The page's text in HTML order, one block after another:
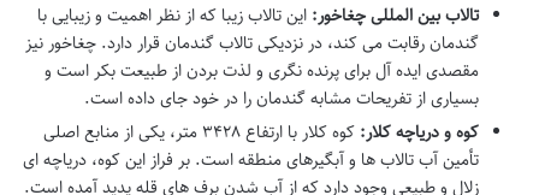
تالاب بین المللی چغاخور: این تالاب زیبا که از نظر اهمیت و زیبایی با
گندمان رقابت می کند، در نزدیکی تالاب گندمان قرار دارد. چغاخور نیز
مقصدی ایده آل برای پرنده نگری و لذت بردن از طبیعت بکر است و
بسیاری از تفریحات مشابه گندمان را در خود جای داده است.
کوه و دریاچه کلار:
کوه کلار با ارتفاع ۳۴۲۸ متر، یکی از منابع اصلی
تأمین آب تالاب ها و آبگیرهای منطقه است. بر فراز این کوه، دریاچه ای
زلال و طبیعی وجود دارد که از آب شدن برف های قله پدید آمده است.